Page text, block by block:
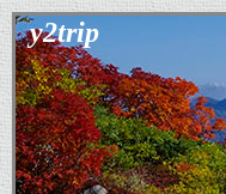
y2trip